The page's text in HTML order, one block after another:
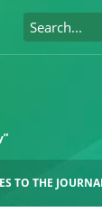
TO THE